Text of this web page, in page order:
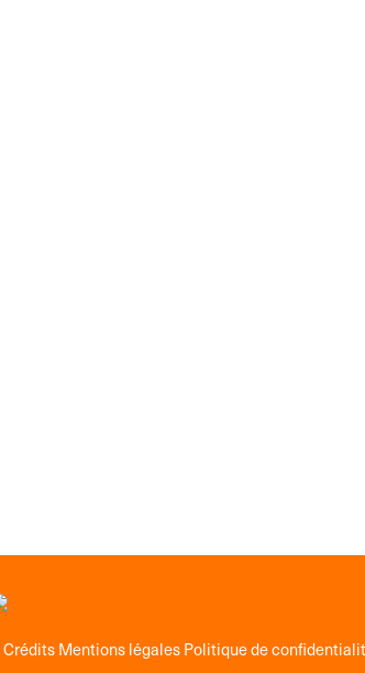
Crédits Mentions légales Politique de